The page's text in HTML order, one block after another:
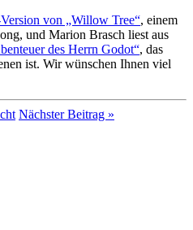
von „Willow Tree“, einem
und Marion Brasch liest aus
des Herrn Godot“, das
ist. Wir wünschen Ihnen viel
Nächster Beitrag »